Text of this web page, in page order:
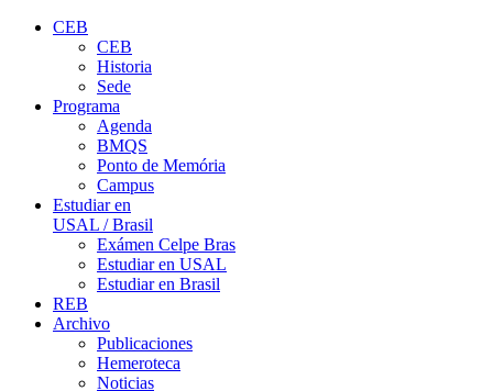
CEB
CEB
Historia
Sede
Programa
Agenda
BMQS
Ponto de Memória
Campus
Estudiar en
USAL / Brasil
Exámen Celpe Bras
Estudiar en USAL
Estudiar en Brasil
REB
Archivo
Publicaciones
Hemeroteca
Noticias